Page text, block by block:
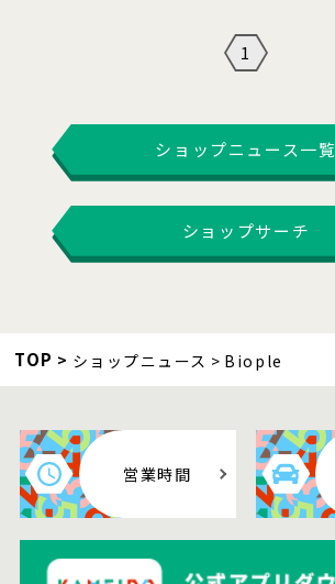
1
ショップニュース一覧
ショップサーチ
TOP ショップニュース Biople
営業時間